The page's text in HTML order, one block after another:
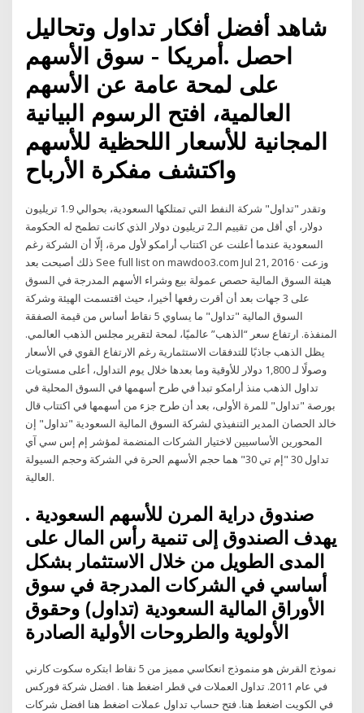
شاهد أفضل أفكار تداول وتحاليل
سوق الأسهم - ‎أمريكا‎. احصل
على لمحة عامة عن الأسهم
العالمية، افتح الرسوم البيانية
المجانية للأسعار اللحظية للأسهم
وتقدر "تداول" شركة النفط التي تمتلكها السعودية، بحوالي 1.9 تريليون
دولار، أي أقل من تقييم الـ2 تريليون دولار الذي كانت تطمح له الحكومة
السعودية عندما أعلنت عن اكتتاب أرامكو لأول مرة، إلّا أن الشركة رغم
ذلك أصبحت بعد See full list on mawdoo3.com Jul 21, 2016 · وزعت
هيئة السوق المالية حصص عمولة بيع وشراء الأسهم المدرجة في السوق
على 3 جهات بعد أن أقرت رفعها أخيرا، حيث اقتسمت الهيئة وشركة
السوق المالية "تداول" ما يساوي 5 نقاط أساس من قيمة الصفقة
المنفذة. ارتفاع سعر “الذهب” عالميًا، لمحة لتقرير مجلس الذهب العالمي.
يظل الذهب جاذبًا للتدفقات الاستثمارية رغم الارتفاع القوي في الأسعار
وصولًا لـ 1,800 دولار للأوقية وما بعدها خلال يوم التداول، أعلى مستويات
تداول الذهب منذ أرامكو تبدأ في طرح أسهمها في السوق المحلية في
بورصة "تداول" للمرة الأولى، بعد أن طرح جزء من أسهمها في اكتتاب قال
خالد الحصان المدير التنفيذي لشركة السوق المالية السعودية "تداول" إن
المحورين الأساسيين لاختيار الشركات المنضمة لمؤشر إم إس سي آي
تداول 30 "إم تي 30" هما حجم الأسهم الحرة في الشركة وحجم السيولة
العالية.
صندوق دراية المرن للأسهم السعودية .
يهدف الصندوق إلى تنمية رأس المال على
المدى الطويل من خلال الاستثمار بشكل
أساسي في الشركات المدرجة في سوق
الأوراق المالية السعودية (تداول) وحقوق
الأولوية والطروحات الأولية الصادرة
نموذج القرش هو منموذج انعكاسي مميز من 5 نقاط ابتكره سكوت كارني
في عام 2011. تداول العملات في قطر اضغط هنا . افضل شركة فوركس
في الكويت اضغط هنا. فتح حساب تداول عملات اضغط هنا افضل شركات